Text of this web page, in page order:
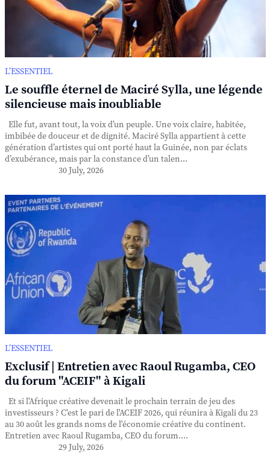
L’ESSENTIEL
Le souffle éternel de Maciré Sylla, une légende
silencieuse mais inoubliable
Elle fut, avant tout, la voix d’un peuple. Une voix claire, habitée,
imbibée de douceur et de dignité. Maciré Sylla appartient à cette
génération d’artistes qui ont porté haut la Guinée, non par éclats
d’exubérance, mais par la constance d’un talen...
30 July, 2026
L’ESSENTIEL
Exclusif | Entretien avec Raoul Rugamba, CEO
du forum "ACEIF" à Kigali
Et si l'Afrique créative devenait le prochain terrain de jeu des
investisseurs ? C'est le pari de l'ACEIF 2026, qui réunira à Kigali du 23
au 30 août les grands noms de l'économie créative du continent.
Entretien avec Raoul Rugamba, CEO du forum....
29 July, 2026